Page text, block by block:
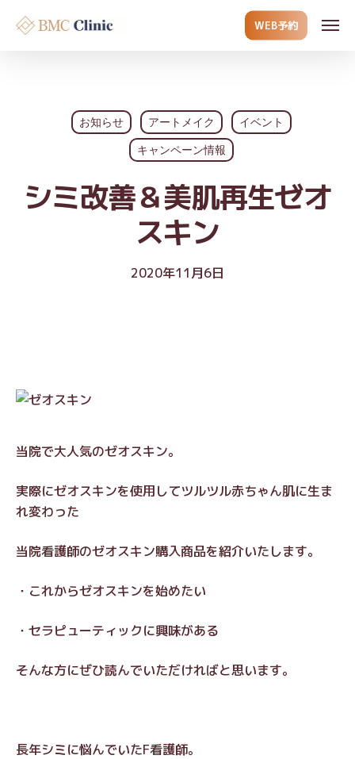
WEB予約
お知らせ アートメイク
イベント
キャンペーン情報
シミ改善＆美肌再生ゼオ
スキン
2020年11月6日
当院で大人気のゼオスキン。
実際にゼオスキンを使用してツルツル赤ちゃん肌に生ま
れ変わった
当院看護師のゼオスキン購入商品を紹介いたします。
・これからゼオスキンを始めたい
・セラピューティックに興味がある
そんな方にぜひ読んでいただければと思います。
長年シミに悩んでいたF看護師。